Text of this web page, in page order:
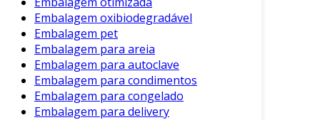
sustentáveis. Esse aspecto pode ser um
diferencial competitivo. Assim, empresas que
utilizam materiais recicláveis ou biodegradáveis
são mais valorizadas pelos consumidores.
Benefícios da Boa Embalagem
Embalagem oxibiodegradável
Embalagem pet
Embalagem para areia
Embalagem para autoclave
Embalagem para condimentos
Embalagem para congelado
Embalagem para delivery